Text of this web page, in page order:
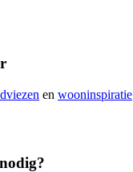
en wooninspiratie